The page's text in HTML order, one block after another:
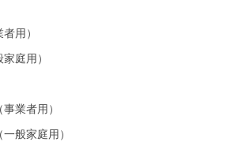
用）
庭用）
業者用）
般家庭用）